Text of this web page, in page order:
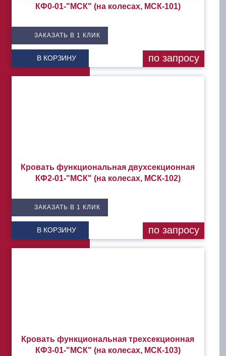
КФ0-01-"МСК" (на колесах, МСК-101)
ЗАКАЗАТЬ В 1 КЛИК
В КОРЗИНУ по запросу
Кровать функциональная двухсекционная
КФ2-01-"МСК" (на колесах, МСК-102)
ЗАКАЗАТЬ В 1 КЛИК
В КОРЗИНУ по запросу
Кровать функциональная трехсекционная
КФ3-01-"МСК" (на колесах, МСК-103)